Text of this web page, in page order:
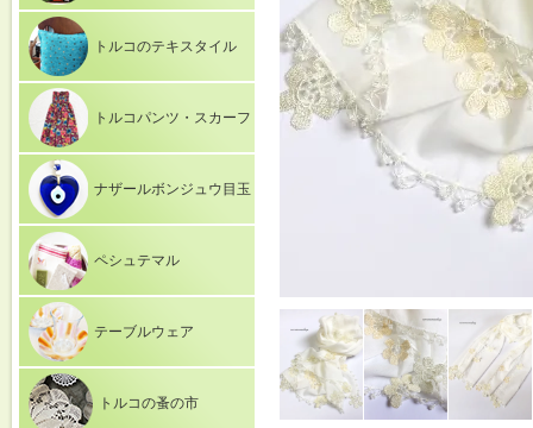
トルコのテキスタイル
トルコパンツ・スカーフ
ナザールボンジュウ目玉
ペシュテマル
テーブルウェア
トルコの蚤の市